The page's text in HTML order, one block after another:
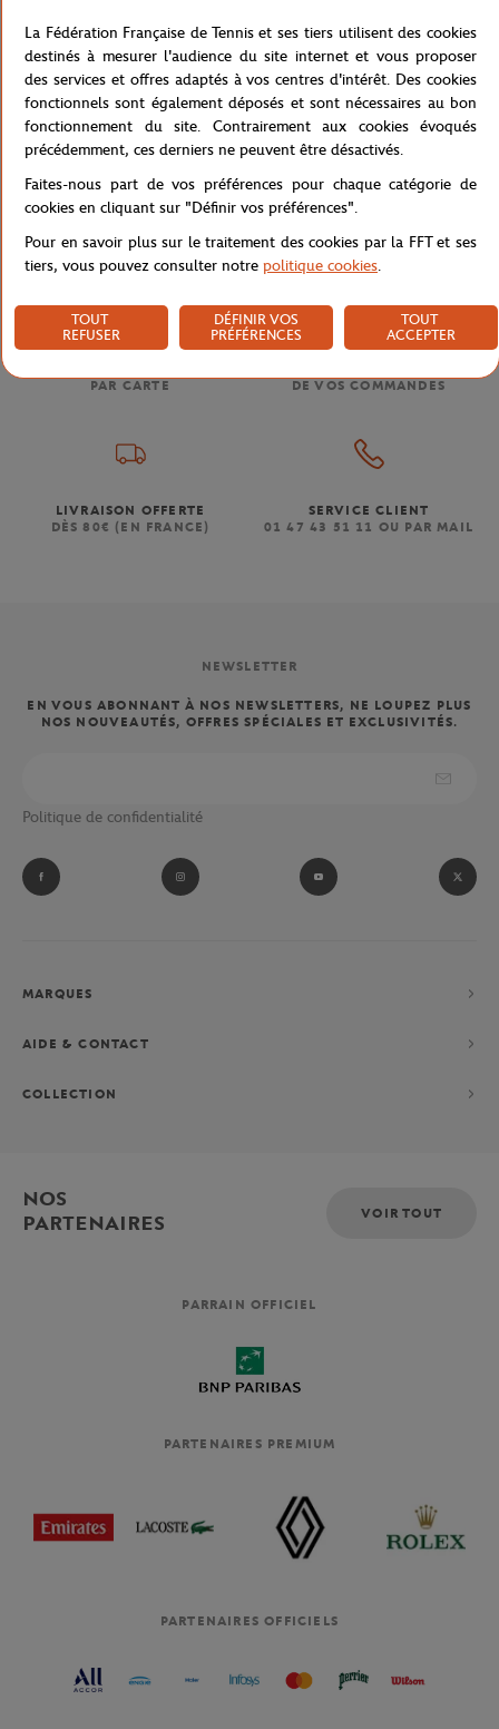
Livraison et retours
Accueil Boutique Concession SAC A DOS TR BP-GRI
PAR CARTE
DE VOS COMMANDES
LIVRAISON OFFERTE
DÈS 80€ (EN FRANCE)
SERVICE CLIENT
01 47 43 51 11 OU PAR MAIL
NEWSLETTER
EN VOUS ABONNANT À NOS NEWSLETTERS, NE LOUPEZ PLUS
NOS NOUVEAUTÉS, OFFRES SPÉCIALES ET EXCLUSIVITÉS.
Politique de confidentialité
MARQUES
AIDE & CONTACT
COLLECTION
NOS
PARTENAIRES
VOIR TOUT
PARRAIN OFFICIEL
PARTENAIRES PREMIUM
PARTENAIRES OFFICIELS
La Fédération Française de Tennis et ses tiers utilisent des cookies
destinés à mesurer l'audience du site internet et vous proposer
des services et offres adaptés à vos centres d'intérêt. Des cookies
fonctionnels sont également déposés et sont nécessaires au bon
fonctionnement du site. Contrairement aux cookies évoqués
précédemment, ces derniers ne peuvent être désactivés.
Faites-nous part de vos préférences pour chaque catégorie de
cookies en cliquant sur "Définir vos préférences".
Pour en savoir plus sur le traitement des cookies par la FFT et ses
tiers, vous pouvez consulter notre politique cookies.
TOUT
REFUSER
DÉFINIR VOS
PRÉFÉRENCES
TOUT
ACCEPTER